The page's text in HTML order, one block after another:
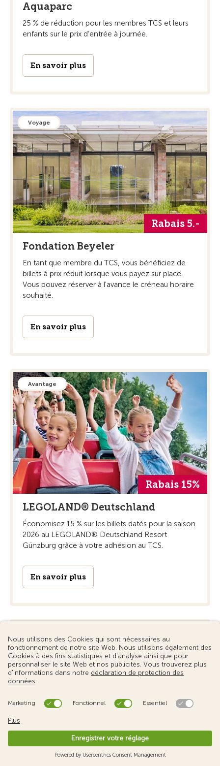
Aquaparc
25 % de réduction pour les membres TCS et leurs
enfants sur le prix d’entrée à journée.
En savoir plus
Voyage
Rabais 5.-
Fondation Beyeler
En tant que membre du TCS, vous bénéficiez de
billets à prix réduit lorsque vous payez sur place.
Vous pouvez réserver à l'avance le créneau horaire
souhaité.
En savoir plus
Avantage
Rabais 15%
LEGOLAND® Deutschland
Économisez 15 % sur les billets datés pour la saison
2026 au LEGOLAND® Deutschland Resort
Günzburg grâce à votre adhésion au TCS.
En savoir plus
Rabais 15%
PEPPA PIG Park